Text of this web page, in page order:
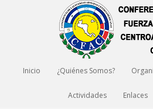
Inicio ¿Quiénes Somos?
Actividades Enlaces